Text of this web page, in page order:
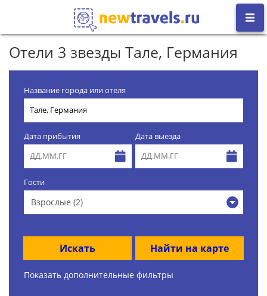
Отели 3 звезды Тале, Германия
Название города или отеля
Дата прибытия Дата выезда
Гости
Взрослые (2)
Искать Найти на карте
Показать дополнительные фильтры